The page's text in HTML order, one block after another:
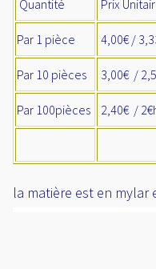
Quantité
Prix
Par 1 pièce 4,00€ /
Par 10 pièces 3,00€ /
Par 100pièces 2,40€ /
la matière est en